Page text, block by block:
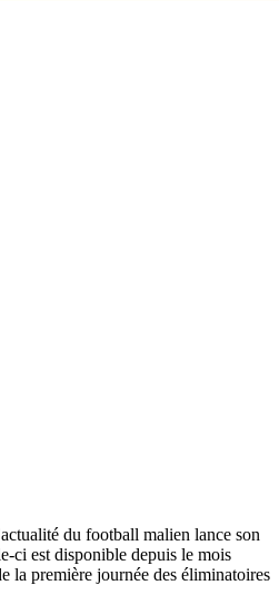
du football malien lance son
ci est disponible depuis le mois
la première journée des éliminatoires